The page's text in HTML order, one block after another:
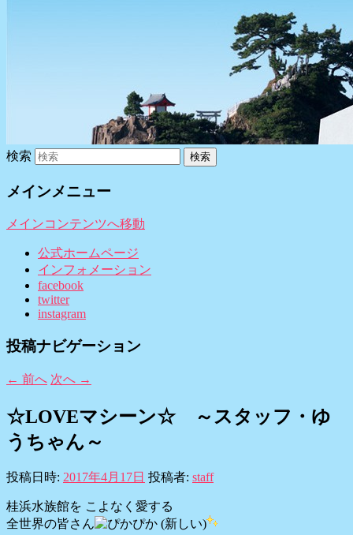
検索
メインメニュー
メインコンテンツへ移動
公式ホームページ
インフォメーション
facebook
twitter
instagram
投稿ナビゲーション
← 前へ 次へ →
☆LOVEマシーン☆ ～スタッフ・ゆ
うちゃん～
投稿日時: 2017年4月17日 投稿者: staff
桂浜水族館を こよなく愛する
全世界の皆さん